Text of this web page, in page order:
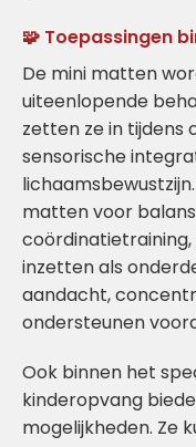
🧩 Toepassingen
De mini matten
uiteenlopende
zetten ze in tijdens
sensorische
matten voor
inzetten als
aandacht,
ondersteunen
Ook binnen het
kinderopvang
mogelijkheden. Ze